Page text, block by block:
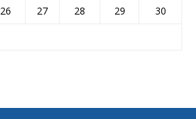
26 27 28 29
30